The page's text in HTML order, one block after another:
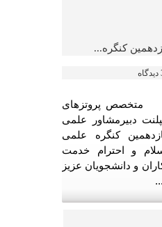
کنگره...
متخصص پروتزهای
دبیرمشاور علمی
کنگره علمی
و احترام خدمت
و دانشجويان عزيز